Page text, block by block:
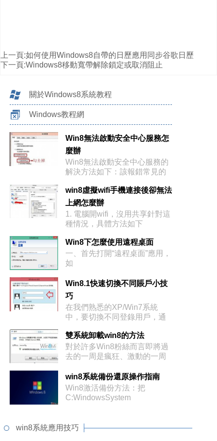
上一頁:如何使用Windows8自帶的日歷應用同步谷歌日歷
下一頁:Windows8移動寬帶解除鎖定或取消阻止
關於Windows8系統教程
Windows教程網
Win8無法啟動安全中心服務怎
麼辦
Win8無法啟動安全中心服務的
解決方法如下：該報錯常見的
win8虛擬wifi手機連接後卻無法
上網怎麼辦
1. 電腦開wifi，沒用共享針對這
種情況，具體方法如下
Win8下怎麼使用遠程桌面
一、首先打開“遠程桌面”應用，
如
Win8.1快速切換不同賬戶小技
巧
在我們熟悉的XP/Win7系統
中，要切換不同登錄用戶，通
雙系統卸載win8的方法
對於許多Win8粉絲而言即將過
去的一周是瘋狂、激動的一周
win8系統備份還原操作指南
Win8激活備份方法：把
C:WindowsSystem
win8系統應用技巧